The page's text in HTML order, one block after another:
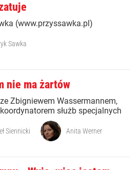
(www.przyssawka.pl)
Sawka
nie ma żartów
Zbigniewem Wassermannem,
służb specjalnych
Siennicki Anita Werner